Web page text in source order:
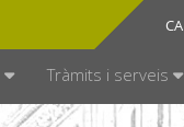
CA
ES
Tràmits i serveis